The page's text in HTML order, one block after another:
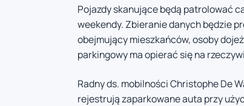
Pojazdy skanujące będą patrolować
weekendy. Zbieranie danych będzie
obejmujący mieszkańców, osoby
parkingowy ma opierać się na
Radny ds. mobilności Christophe De
rejestrują zaparkowane auta przy